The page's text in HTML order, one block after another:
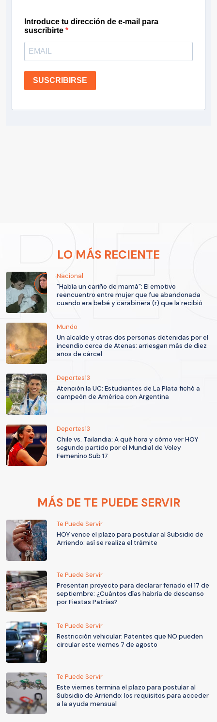
Introduce tu dirección de e-mail para
suscribirte
SUSCRIBIRSE
LO MÁS RECIENTE
Nacional
"Había un cariño de mamá": El emotivo
reencuentro entre mujer que fue abandonada
cuando era bebé y carabinera (r) que la recibió
Mundo
Un alcalde y otras dos personas detenidas por el
incendio cerca de Atenas: arriesgan más de diez
años de cárcel
Deportes13
Atención la UC: Estudiantes de La Plata fichó a
campeón de América con Argentina
Deportes13
Chile vs. Tailandia: A qué hora y cómo ver HOY
segundo partido por el Mundial de Voley
Femenino Sub 17
MÁS DE TE PUEDE SERVIR
Te Puede Servir
HOY vence el plazo para postular al Subsidio de
Arriendo: así se realiza el trámite
Te Puede Servir
Presentan proyecto para declarar feriado el 17 de
septiembre: ¿Cuántos días habría de descanso
por Fiestas Patrias?
Te Puede Servir
Restricción vehicular: Patentes que NO pueden
circular este viernes 7 de agosto
Te Puede Servir
Este viernes termina el plazo para postular al
Subsidio de Arriendo: los requisitos para acceder
a la ayuda mensual